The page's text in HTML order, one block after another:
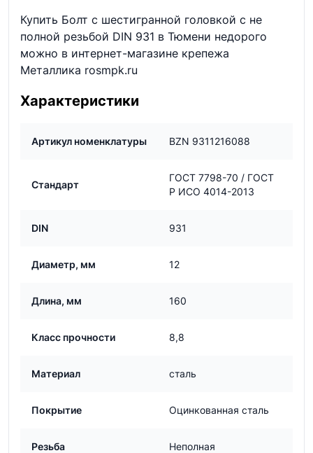
Купить Болт с шестигранной головкой с не
полной резьбой DIN 931 в Тюмени недорого
можно в интернет-магазине крепежа
Металлика rosmpk.ru
Характеристики
Артикул номенклатуры BZN 9311216088
Стандарт
ГОСТ 7798-70 / ГОСТ
Р ИСО 4014-2013
DIN 931
Диаметр, мм 12
Длина, мм 160
Класс прочности 8,8
Материал сталь
Покрытие Оцинкованная сталь
Резьба Неполная